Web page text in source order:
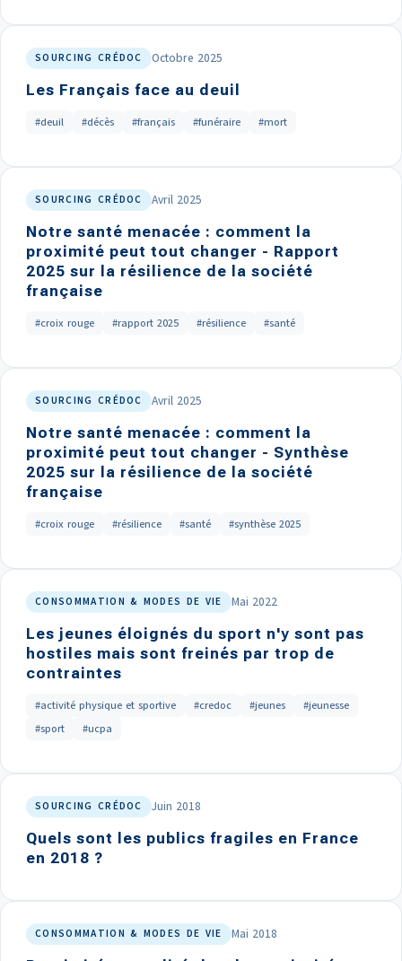
SOURCING CRÉDOC Octobre 2025
Les Français face au deuil
#deuil #décès #français #funéraire #mort
SOURCING CRÉDOC Avril 2025
Notre santé menacée : comment la
proximité peut tout changer - Rapport
2025 sur la résilience de la société
française
#croix rouge #rapport 2025 #résilience #santé
SOURCING CRÉDOC Avril 2025
Notre santé menacée : comment la
proximité peut tout changer - Synthèse
2025 sur la résilience de la société
française
#croix rouge #résilience #santé #synthèse 2025
CONSOMMATION & MODES DE VIE Mai 2022
Les jeunes éloignés du sport n'y sont pas
hostiles mais sont freinés par trop de
contraintes
#activité physique et sportive #credoc #jeunes
#jeunesse
#sport
#ucpa
SOURCING CRÉDOC Juin 2018
Quels sont les publics fragiles en France
en 2018 ?
CONSOMMATION & MODES DE VIE Mai 2018